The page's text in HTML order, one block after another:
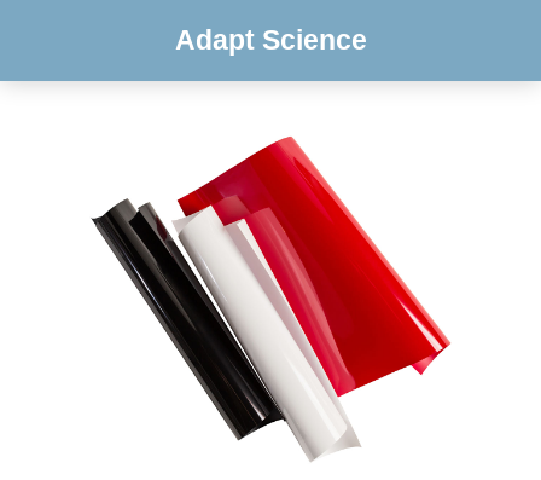
Adapt Science